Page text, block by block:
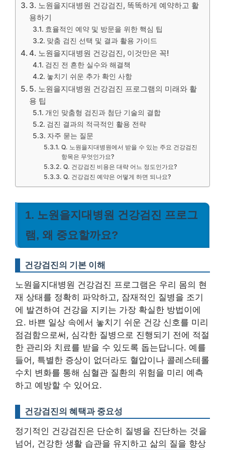
3. 노원을지대병원 건강검진, 똑똑하게 예약하고 활
용하기
효율적인 예약 및 방문을 위한 핵심 팁
맞춤 검진 선택 및 결과 활용 가이드
4. 노원을지대병원 건강검진, 이것만은 꼭!
검진 전 흔한 실수와 해결책
놓치기 쉬운 추가 확인 사항
5. 노원을지대병원 건강검진 프로그램의 미래와 활
용 팁
개인 맞춤형 검진과 첨단 기술의 결합
검진 결과의 적극적인 활용 전략
자주 묻는 질문
Q. 노원을지대병원에서 받을 수 있는 주요 건강검진
항목은 무엇인가요?
Q. 건강검진 비용은 대략 어느 정도인가요?
Q. 건강검진 예약은 어떻게 하면 되나요?
1. 노원을지대병원 건강검진 프로그
램, 왜 중요할까요?
건강검진의 기본 이해
노원을지대병원 건강검진 프로그램은 우리 몸의 현
재 상태를 정확히 파악하고, 잠재적인 질병을 조기
에 발견하여 건강을 지키는 가장 확실한 방법이에
요. 바쁜 일상 속에서 놓치기 쉬운 건강 신호를 미리
점검함으로써, 심각한 질병으로 진행되기 전에 적절
한 관리와 치료를 받을 수 있도록 돕는답니다. 예를
들어, 특별한 증상이 없더라도 혈압이나 콜레스테롤
수치 변화를 통해 심혈관 질환의 위험을 미리 예측
하고 예방할 수 있어요.
건강검진의 혜택과 중요성
정기적인 건강검진은 단순히 질병을 진단하는 것을
넘어, 건강한 생활 습관을 유지하고 삶의 질을 향상